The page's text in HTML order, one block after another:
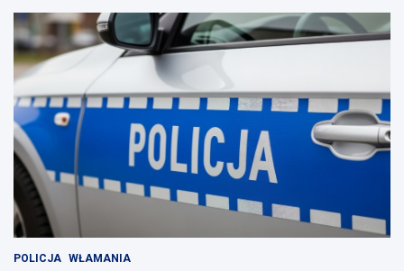
POLICJA WŁAMANIA